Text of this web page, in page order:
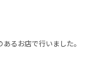
るお店で行いました。